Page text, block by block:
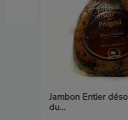
Jambon Entier
du...